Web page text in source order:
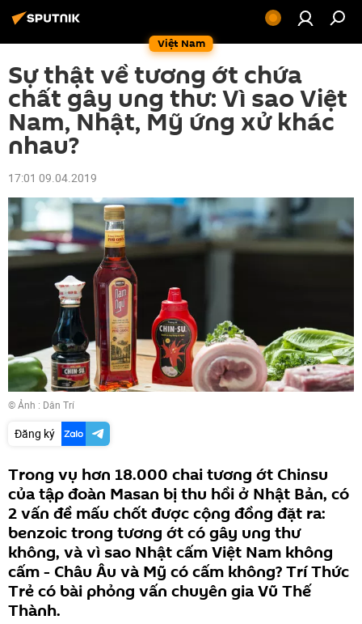
Việt Nam
Sự thật về tương ớt chứa
chất gây ung thư: Vì sao Việt
Nam, Nhật, Mỹ ứng xử khác
nhau?
17:01 09.04.2019
© Ảnh : Dân Trí
Đăng ký
Trong vụ hơn 18.000 chai tương ớt Chinsu
của tập đoàn Masan bị thu hồi ở Nhật Bản, có
2 vấn đề mấu chốt được cộng đồng đặt ra:
benzoic trong tương ớt có gây ung thư
không, và vì sao Nhật cấm Việt Nam không
cấm - Châu Âu và Mỹ có cấm không? Trí Thức
Trẻ có bài phỏng vấn chuyên gia Vũ Thế
Thành.